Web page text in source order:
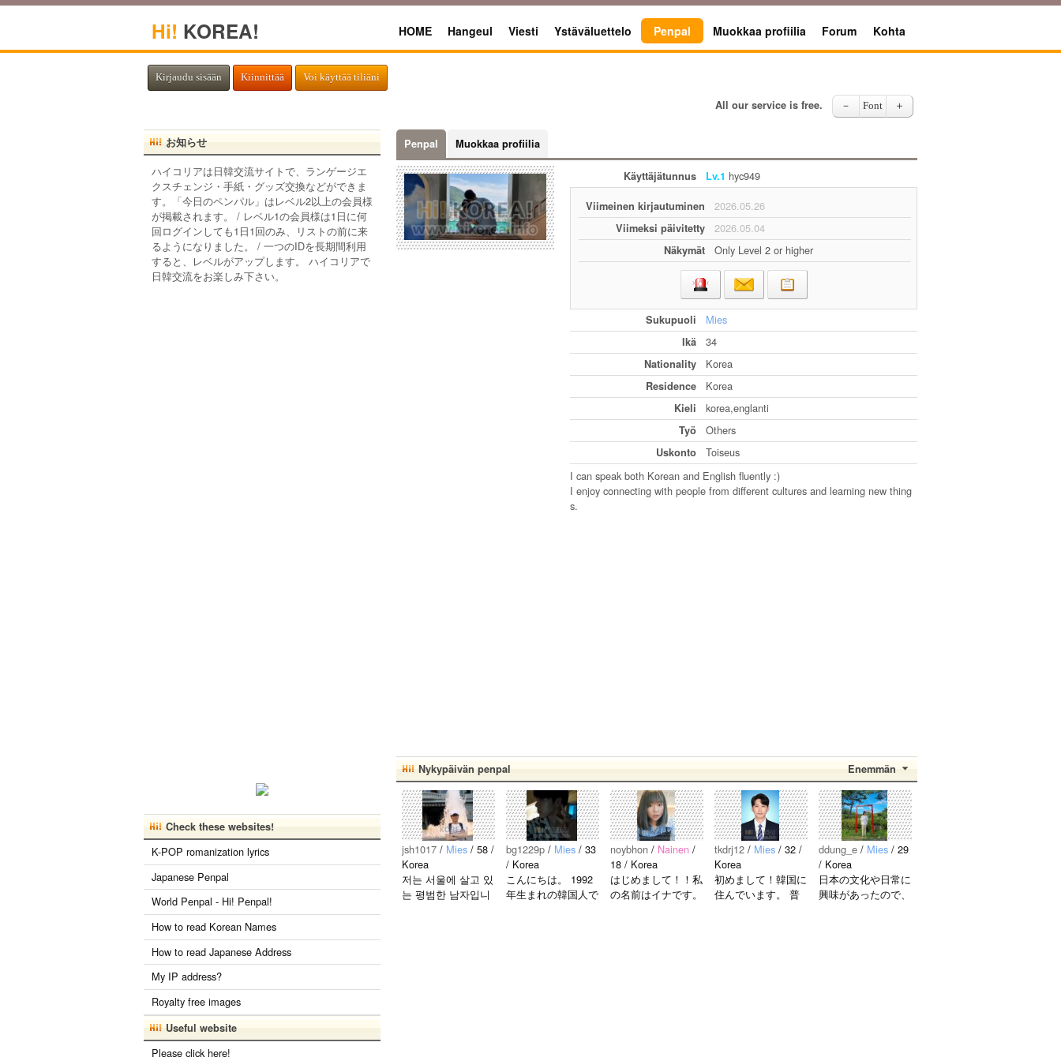
Hi! KOREA! HOME Hangeul Viesti Ystäväluettelo Penpal Muokkaa profiilia Forum Kohta
Kirjaudu sisään Kiinnittää Voi käyttää tiliäni
All our service is free. － Font ＋
お知らせ
ハイコリアは日韓交流サイトで、ランゲージエ
クスチェンジ・手紙・グッズ交換などができま
す。「今日のペンパル」はレベル2以上の会員様
が掲載されます。 / レベル1の会員様は1日に何
回ログインしても1日1回のみ、リストの前に来
るようになりました。 / 一つのIDを長期間利用
すると、レベルがアップします。 ハイコリアで
日韓交流をお楽しみ下さい。
Penpal Muokkaa profiilia
Käyttäjätunnus Lv.1 hyc949
Viimeinen kirjautuminen 2026.05.26
Viimeksi päivitetty 2026.05.04
Näkymät Only Level 2 or higher
Sukupuoli Mies
Ikä 34
Nationality Korea
Residence Korea
Kieli korea,englanti
Työ Others
Uskonto
Toiseus
I can speak both Korean and English fluently :)
I enjoy connecting with people from different cultures and learning new thing
s.
Enemmän
Nykypäivän penpal
jsh1017 / Mies/ 58 /
Korea
저는 서울에 살고 있
는 평범한 남자입니
bg1229p / Mies/ 33
/ Korea
こんにちは。 1992
年生まれの韓国人で
noybhon / Nainen/
18 / Korea
はじめまして！！私
の名前はイナです。
tkdrj12 / Mies/ 32 /
Korea
初めまして！韓国に
住んでいます。 ​普
ddung_e / Mies/ 29
/ Korea
日本の文化や日常に
興味があったので、
Check these websites!
K-POP romanization lyrics
Japanese Penpal
World Penpal - Hi! Penpal!
How to read Korean Names
How to read Japanese Address
My IP address?
Royalty free images
Useful website
Please click here!